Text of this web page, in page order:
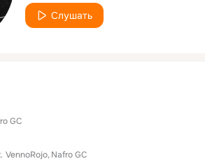
Слушать
GC
VennoRojo Nafro GC